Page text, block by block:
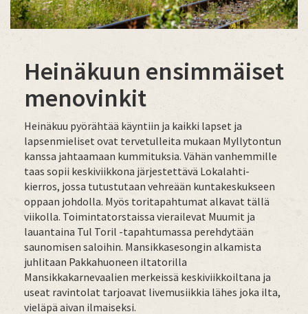
Heinäkuun ensimmäiset
menovinkit
Heinäkuu pyörähtää käyntiin ja kaikki lapset ja
lapsenmieliset ovat tervetulleita mukaan Myllytontun
kanssa jahtaamaan kummituksia. Vähän vanhemmille
taas sopii keskiviikkona järjestettävä Lokalahti-
kierros, jossa tutustutaan vehreään kuntakeskukseen
oppaan johdolla. Myös toritapahtumat alkavat tällä
viikolla. Toimintatorstaissa vierailevat Muumit ja
lauantaina Tul Toril -tapahtumassa perehdytään
saunomisen saloihin. Mansikkasesongin alkamista
juhlitaan Pakkahuoneen iltatorilla
Mansikkakarnevaalien merkeissä keskiviikkoiltana ja
useat ravintolat tarjoavat livemusiikkia lähes joka ilta,
vieläpä aivan ilmaiseksi.